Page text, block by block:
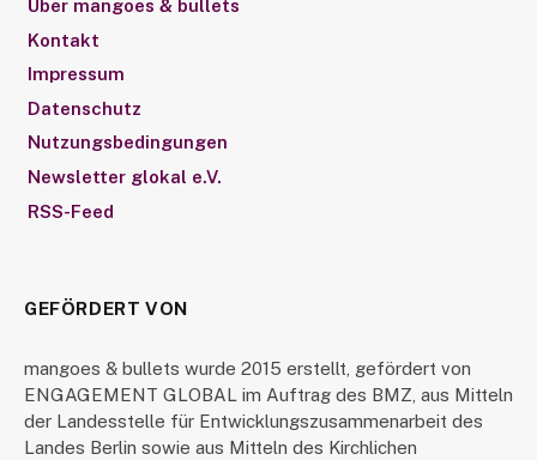
Über mangoes & bullets
Kontakt
Impressum
Datenschutz
Nutzungsbedingungen
Newsletter glokal e.V.
RSS-Feed
GEFÖRDERT VON
mangoes & bullets wurde 2015 erstellt, gefördert von
ENGAGEMENT GLOBAL im Auftrag des BMZ, aus Mitteln
der Landesstelle für Entwicklungszusammenarbeit des
Landes Berlin sowie aus Mitteln des Kirchlichen